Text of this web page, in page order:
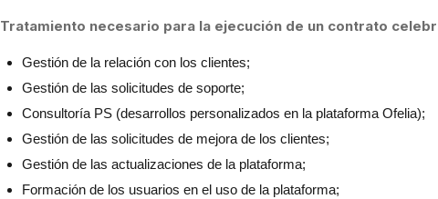
Tratamiento necesario para la ejecución de un contrato
Gestión de la relación con los clientes;
Gestión de las solicitudes de soporte;
Consultoría PS (desarrollos personalizados en la plataforma Ofelia);
Gestión de las solicitudes de mejora de los clientes;
Gestión de las actualizaciones de la plataforma;
Formación de los usuarios en el uso de la plataforma;